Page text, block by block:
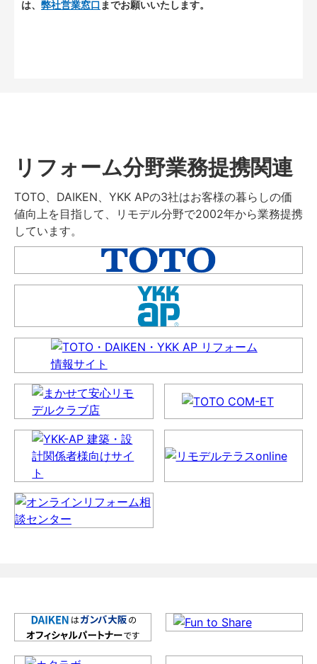
は、 弊社営業窓口 までお願いいたします。
リフォーム分野業務提携関連
TOTO、DAIKEN、YKK APの3社はお客様の暮らしの価
値向上を目指して、リモデル分野で2002年から業務提携
しています。